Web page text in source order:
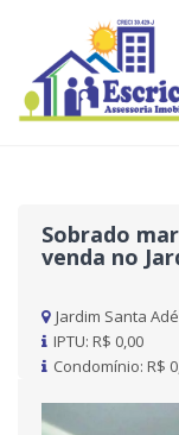
Sobrado
venda no
Jardim Santa
IPTU: R$ 0,00
Condomínio: R$
Previous